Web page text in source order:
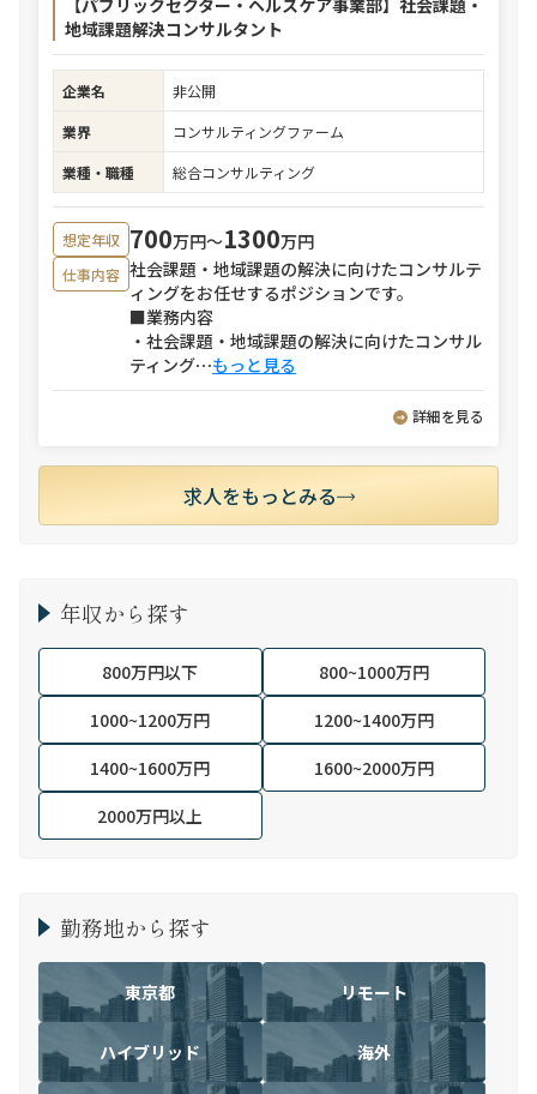
【パブリックセクター・ヘルスケア事業部】社会課題・
地域課題解決コンサルタント
企業名
非公開
業界
コンサルティングファーム
業種・職種
総合コンサルティング
想定年収 700万円〜1300万円
仕事内容 社会課題・地域課題の解決に向けたコンサルテ
ィングをお任せするポジションです。
■業務内容
・社会課題・地域課題の解決に向けたコンサル
ティング⋯もっと見る
詳細を見る
求人をもっとみる
年収から探す
800万円以下
800~1000万円
1000~1200万円
1200~1400万円
1400~1600万円
1600~2000万円
2000万円以上
勤務地から探す
東京都 リモート
ハイブリッド 海外